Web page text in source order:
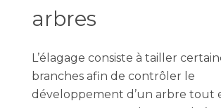
arbres
L’élagage consiste à tailler
branches afin de contrôler le
développement d’un arbre tout